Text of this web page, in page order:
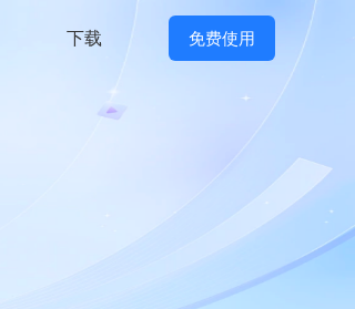
下载 免费使用